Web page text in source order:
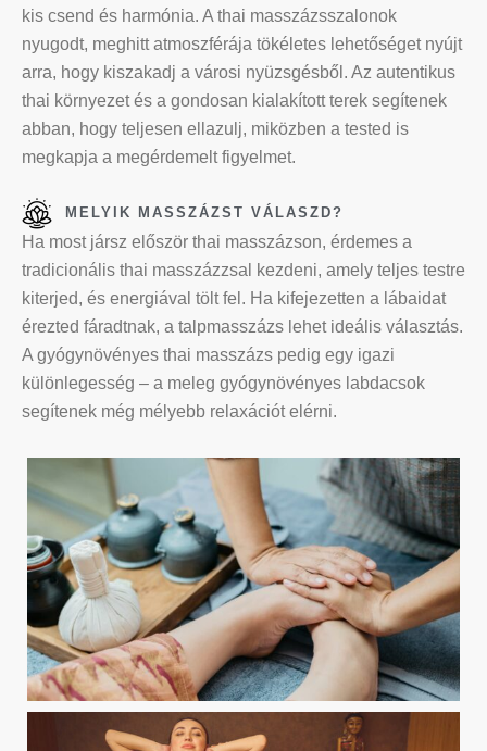
kis csend és harmónia. A thai masszázsszalonok
nyugodt, meghitt atmoszférája tökéletes lehetőséget nyújt
arra, hogy kiszakadj a városi nyüzsgésből. Az autentikus
thai környezet és a gondosan kialakított terek segítenek
abban, hogy teljesen ellazulj, miközben a tested is
megkapja a megérdemelt figyelmet.
MELYIK MASSZÁZST VÁLASZD?
Ha most jársz először thai masszázson, érdemes a
tradicionális thai masszázzsal kezdeni, amely teljes testre
kiterjed, és energiával tölt fel. Ha kifejezetten a lábaidat
érezted fáradtnak, a talpmasszázs lehet ideális választás.
A gyógynövényes thai masszázs pedig egy igazi
különlegesség – a meleg gyógynövényes labdacsok
segítenek még mélyebb relaxációt elérni.